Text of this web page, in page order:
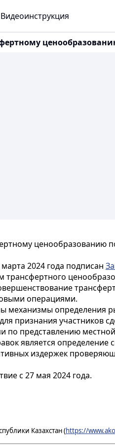
Видеоинструкция
ценообразованию
марта 2024 года подписан
трансфертного
операциями.
механизмы определения
признания участников
по представлению
является
издержек
с 27 мая 2024 года.
Казахстан (https://